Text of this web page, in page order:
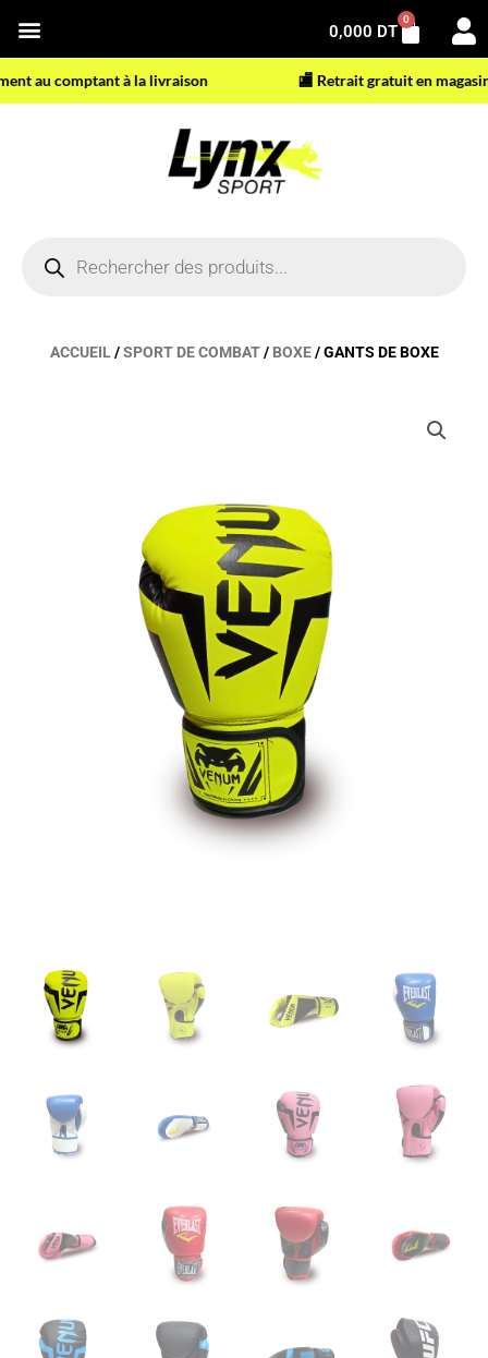
contenu
0,000 DT
0
Panier
au comptant à la livraison 🏬 Retrait gratuit en magasin
produits
ACCUEIL/SPORT DE COMBAT/ BOXE/ GANTS DE BOXE